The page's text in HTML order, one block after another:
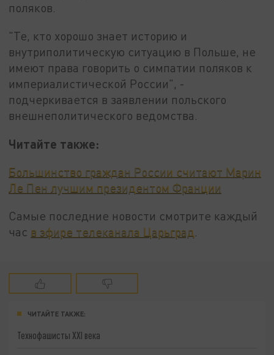
поляков.
"Те, кто хорошо знает историю и
внутриполитическую ситуацию в Польше, не
имеют права говорить о симпатии поляков к
империалистической России", -
подчеркивается в заявлении польского
внешнеполитического ведомства.
Читайте также:
Большинство граждан России считают Марин
Ле Пен лучшим президентом Франции
Самые последние новости смотрите каждый
час в эфире телеканала Царьград
ЧИТАЙТЕ ТАКЖЕ:
Технофашисты XXI века